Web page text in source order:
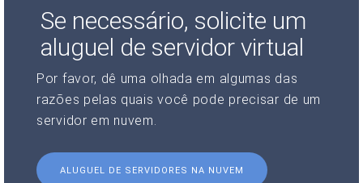
Se necessário, solicite um
aluguel de servidor virtual
Por favor, dê uma olhada em algumas das
razões pelas quais você pode precisar de um
servidor em nuvem.
ALUGUEL DE SERVIDORES NA NUVEM